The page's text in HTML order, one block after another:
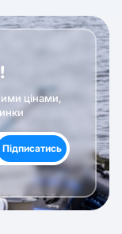
цінами,
Підписатись